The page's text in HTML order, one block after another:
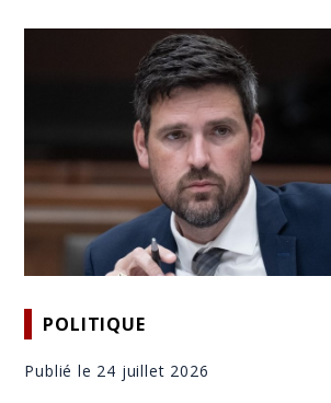
POLITIQUE
Publié le 24 juillet 2026